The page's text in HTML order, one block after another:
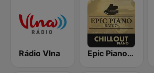
Rádio Vlna Epic Piano - CHILLOUT PIANO